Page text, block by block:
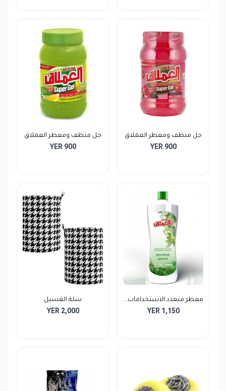
جل منظف ومعطر العملاق
P...
YER 900
جل منظف ومعطر العملاق
J...
YER 900
معطر متعدد الاستخدامات...
YER 1,150
سلة الغسيل
YER 2,000